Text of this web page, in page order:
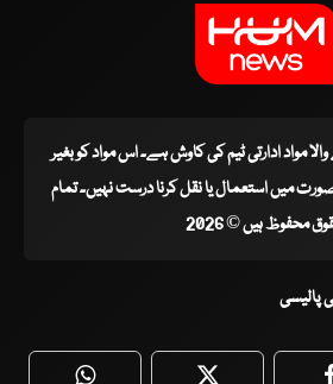
والا مواد ادارتی ٹیم کی کاوش ہے۔ اس مواد کو بغیر
میں استعمال یا نقل کرنا درست نہیں۔ تمام
محفوظ ہیں © 2026
پالیسی